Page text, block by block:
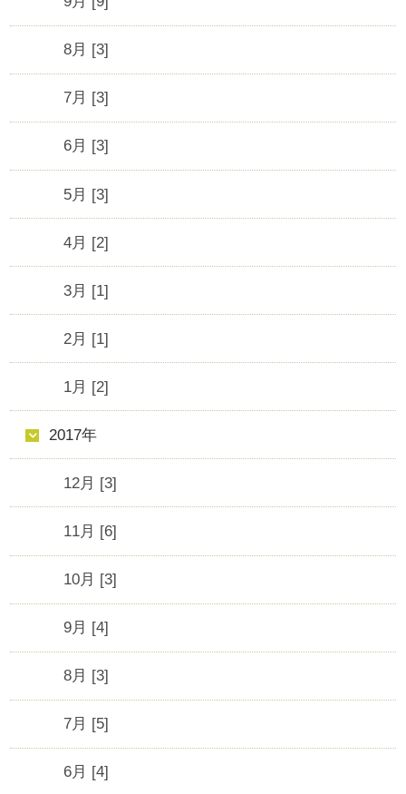
8月 [3]
7月 [3]
6月 [3]
5月 [3]
4月 [2]
3月 [1]
2月 [1]
1月 [2]
2017年
12月 [3]
11月 [6]
10月 [3]
9月 [4]
8月 [3]
7月 [5]
6月 [4]